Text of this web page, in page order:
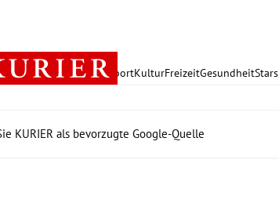
PolitikWirtschaft SportKulturFreizeitGesundheitStars
KURIER als bevorzugte Google-Quelle